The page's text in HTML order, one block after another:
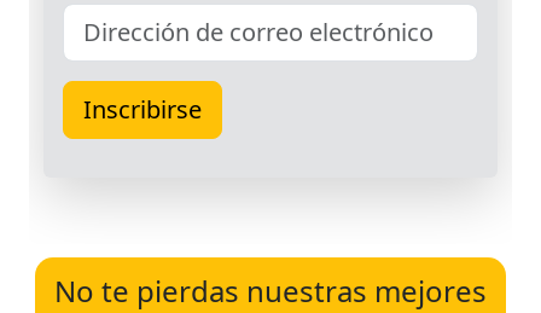
No te pierdas nuestras mejores